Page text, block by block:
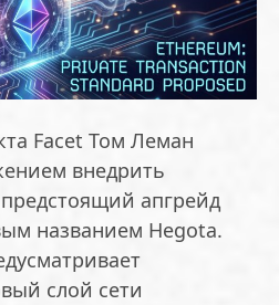
Facet Том Леман
внедрить
предстоящий апгрейд
названием Hegota.
слой сети